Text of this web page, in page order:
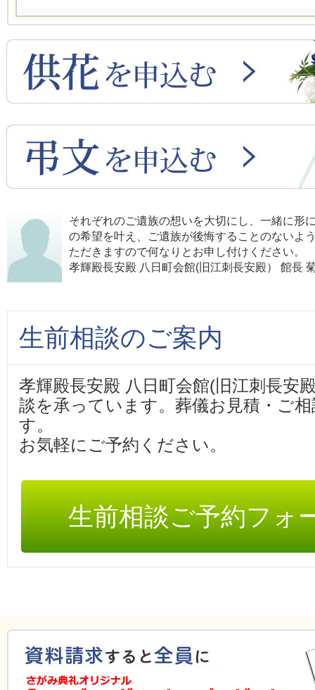
それぞれのご遺族の想いを大切にし、一緒に形
の希望を叶え、ご遺族が後悔することのないよ
ただきますので何なりとお申し付けください。
孝輝殿長安殿 八日町会館(旧江刺長安殿） 館長
生前相談のご案内
孝輝殿長安殿 八日町会館(旧江刺長安
談を承っています。葬儀お見積・ご
す。
お気軽にご予約ください。
生前相談ご予約フォ